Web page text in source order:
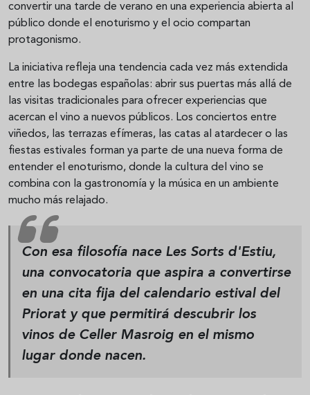
convertir una tarde de verano en una experiencia abierta al
público donde el enoturismo y el ocio compartan
protagonismo.
La iniciativa refleja una tendencia cada vez más extendida
entre las bodegas españolas: abrir sus puertas más allá de
las visitas tradicionales para ofrecer experiencias que
acercan el vino a nuevos públicos. Los conciertos entre
viñedos, las terrazas efímeras, las catas al atardecer o las
fiestas estivales forman ya parte de una nueva forma de
entender el enoturismo, donde la cultura del vino se
combina con la gastronomía y la música en un ambiente
mucho más relajado.
Con esa filosofía nace Les Sorts d'Estiu,
una convocatoria que aspira a convertirse
en una cita fija del calendario estival del
Priorat y que permitirá descubrir los
vinos de Celler Masroig en el mismo
lugar donde nacen.